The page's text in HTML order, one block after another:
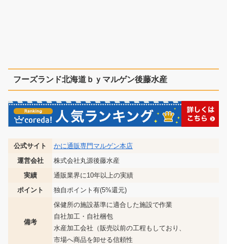
フーズランド北海道ｂｙマルゲン後藤水産
公式サイト
かに通販専門マルゲン本店
運営会社
株式会社丸源後藤水産
実績
通販業界に10年以上の実績
ポイント
独自ポイント有(5%還元)
備考
保健所の施設基準に適合した施設で作業
自社加工・自社梱包
水産加工会社（販売以前の工程もしており、
市場へ商品を卸せる信頼性